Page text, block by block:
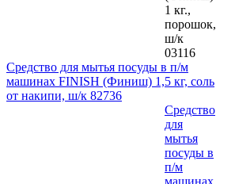
1 кг.,
порошок,
ш/к
03116
Средство для мытья посуды в п/м
машинах FINISH (Финиш) 1,5 кг, соль
от накипи, ш/к 82736
Средство
для
мытья
посуды в
п/м
машинах